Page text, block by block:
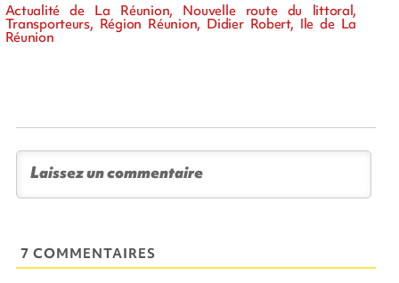
Actualité de La Réunion, Nouvelle route du littoral,
Transporteurs, Région Réunion, Didier Robert, Ile de La
Réunion
7 COMMENTAIRES